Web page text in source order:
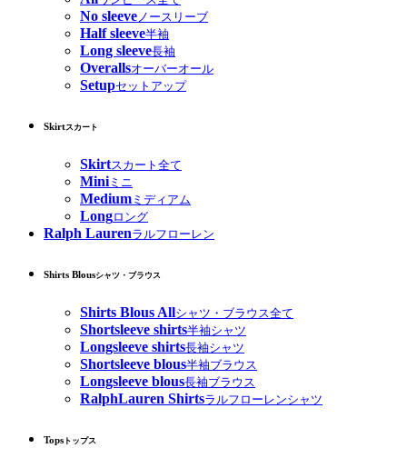
No sleeveノースリーブ
Half sleeve半袖
Long sleeve長袖
Overallsオーバーオール
Setupセットアップ
Skirtスカート
Skirtスカート全て
Miniミニ
Medium ミディアム
Longロング
Ralph Laurenラルフローレン
Shirts Blousシャツ・ブラウス
Shirts Blous Allシャツ・ブラウス全て
Shortsleeve shirts半袖シャツ
Longsleeve shirts長袖シャツ
Shortsleeve blous半袖ブラウス
Longsleeve blous長袖ブラウス
RalphLauren Shirtsラルフローレンシャツ
Tops トップス